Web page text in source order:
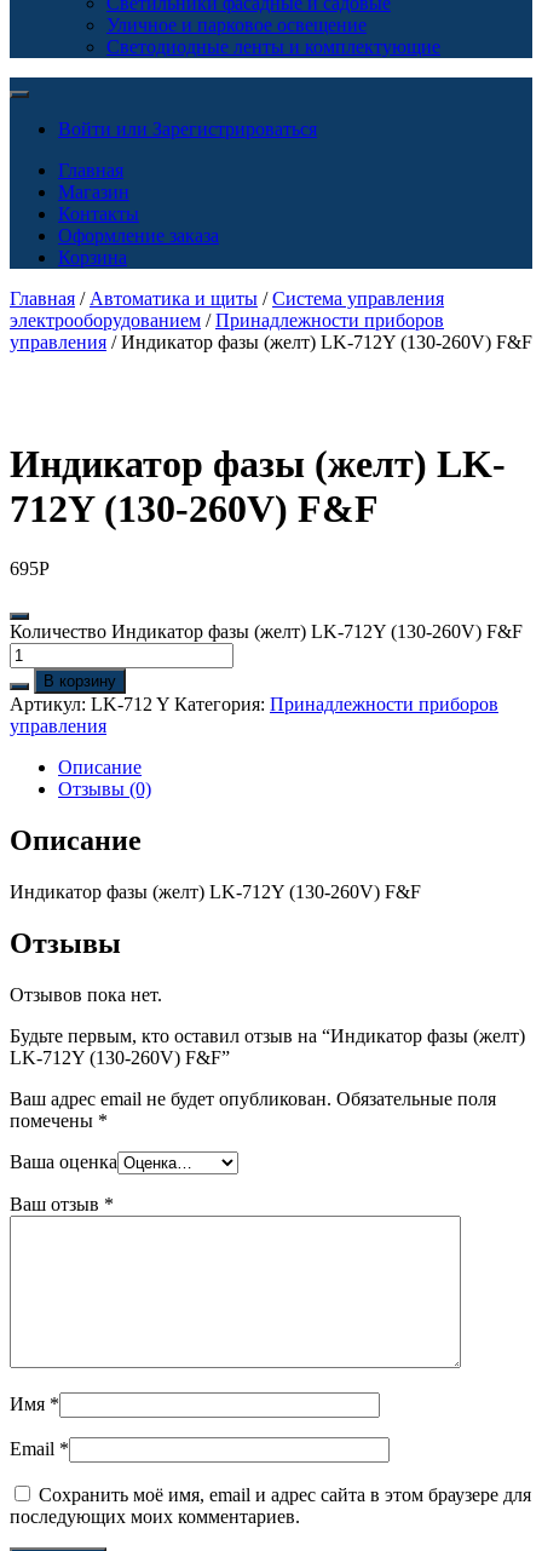
Уличное и парковое освещение
Светодиодные ленты и комплектующие
Войти или Зарегистрироваться
Главная
Магазин
Контакты
Оформление заказа
Корзина
Главная / Автоматика и щиты /Система управления
электрооборудованием /Принадлежности приборов
управления / Индикатор фазы (желт) LK-712Y (130-260V) F&F
Индикатор фазы (желт) LK-
712Y (130-260V) F&F
695Р
Количество Индикатор фазы (желт) LK-712Y (130-260V) F&F
В корзину
Артикул: LK-712 Y Категория: Принадлежности приборов
управления
Описание
Отзывы (0)
Описание
Индикатор фазы (желт) LK-712Y (130-260V) F&F
Отзывы
Отзывов пока нет.
Будьте первым, кто оставил отзыв на “Индикатор фазы (желт)
LK-712Y (130-260V) F&F”
Ваш адрес email не будет опубликован. Обязательные поля
помечены *
Ваша оценка
Ваш отзыв *
Имя *
Email *
Сохранить моё имя, email и адрес сайта в этом браузере для
последующих моих комментариев.